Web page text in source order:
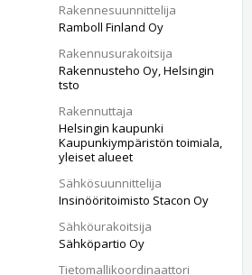
Rakennesuunnittelija
Ramboll Finland Oy
Rakennusurakoitsija
Rakennusteho Oy, Helsingin
tsto
Rakennuttaja
Helsingin kaupunki
Kaupunkiympäristön toimiala,
yleiset alueet
Sähkösuunnittelija
Insinööritoimisto Stacon Oy
Sähköurakoitsija
Sähköpartio Oy
Tietomallikoordinaattori